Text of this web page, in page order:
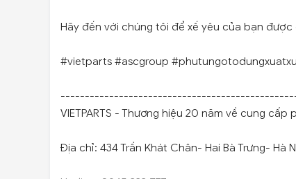
Hãy đến với chúng tôi để xế yêu của bạn
#vietparts #ascgroup
VIETPARTS - Thương hiệu 20 năm về cung
Địa chỉ: 434 Trần Khát Chân- Hai Bà Trưng- Hà